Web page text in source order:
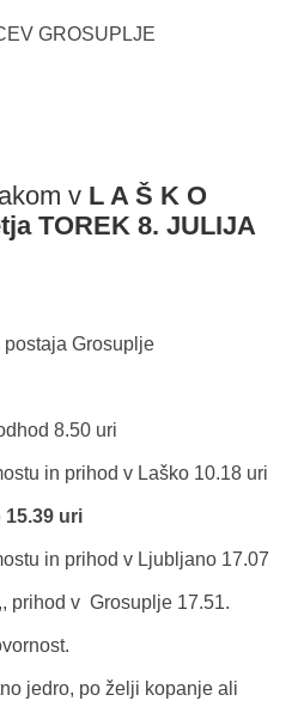
GROSUPLJE
v L A Š K O
TOREK 8. JULIJA
Grosuplje
8.50 uri
in prihod v Laško 10.18 uri
uri
in prihod v Ljubljano 17.07
prihod v Grosuplje 17.51.
jedro, po želji kopanje ali